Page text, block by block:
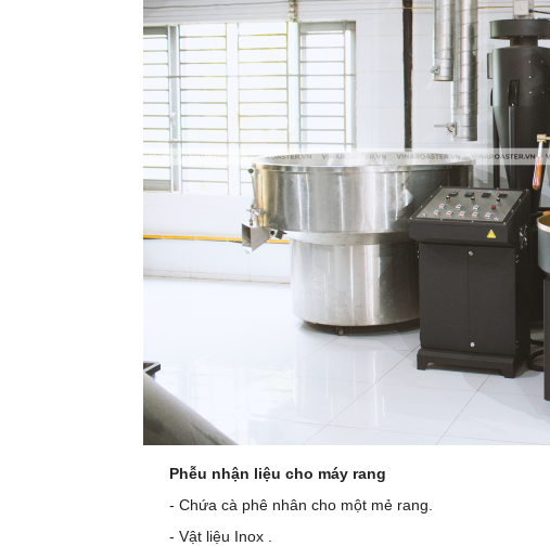
Phễu nhận liệu cho máy rang
- Chứa cà phê nhân cho một mẻ rang.
- Vật liệu Inox .